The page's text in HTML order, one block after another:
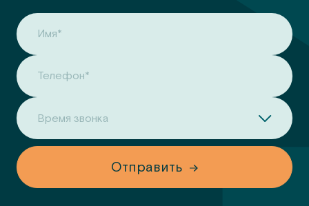
Имя*
Телефон*
Время звонка
Отправить